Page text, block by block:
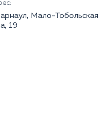
Мало-Тобольская
19